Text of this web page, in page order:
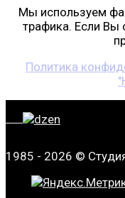
Мы используем
трафика. Если Вы
Политика
1985 - 2026 ©